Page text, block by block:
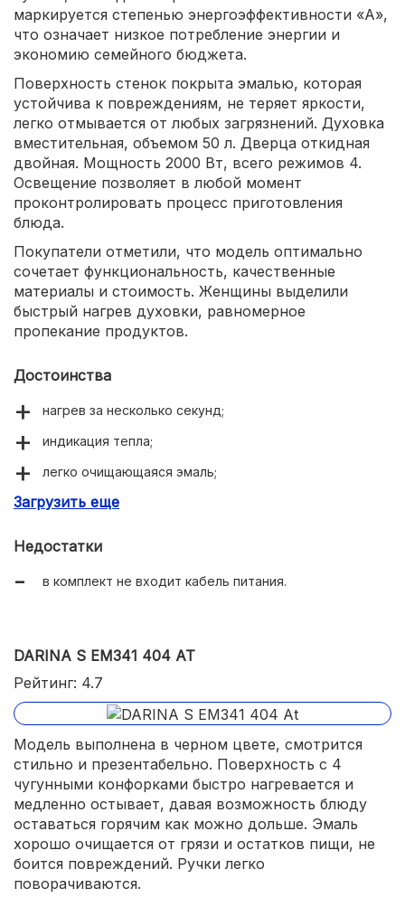
маркируется степенью энергоэффективности «А»,
что означает низкое потребление энергии и
экономию семейного бюджета.
Поверхность стенок покрыта эмалью, которая
устойчива к повреждениям, не теряет яркости,
легко отмывается от любых загрязнений. Духовка
вместительная, объемом 50 л. Дверца откидная
двойная. Мощность 2000 Вт, всего режимов 4.
Освещение позволяет в любой момент
проконтролировать процесс приготовления
блюда.
Покупатели отметили, что модель оптимально
сочетает функциональность, качественные
материалы и стоимость. Женщины выделили
быстрый нагрев духовки, равномерное
пропекание продуктов.
Достоинства
нагрев за несколько секунд;
индикация тепла;
легко очищающаяся эмаль;
ненагревающаяся дверца;
Загрузить еще
Недостатки
в комплект не входит кабель питания.
DARINA S EM341 404 AT
Рейтинг: 4.7
Модель выполнена в черном цвете, смотрится
стильно и презентабельно. Поверхность с 4
чугунными конфорками быстро нагревается и
медленно остывает, давая возможность блюду
оставаться горячим как можно дольше. Эмаль
хорошо очищается от грязи и остатков пищи, не
боится повреждений. Ручки легко
поворачиваются.